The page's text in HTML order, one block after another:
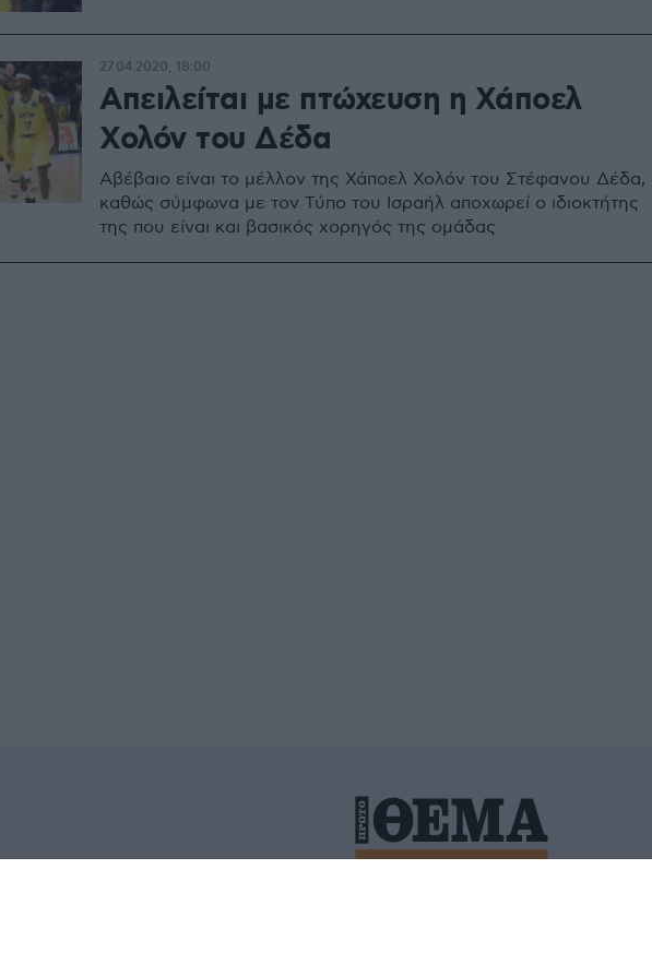
Απειλείται με πτώχευση η Χάποελ
Χολόν του Δέδα
Αβέβαιο είναι το μέλλον της Χάποελ Χολόν του Στέφανου Δέδα,
καθώς σύμφωνα με τον Τύπο του Ισραήλ αποχωρεί ο ιδιοκτήτης
της που είναι και βασικός χορηγός της ομάδας
27.04.2020, 18:00